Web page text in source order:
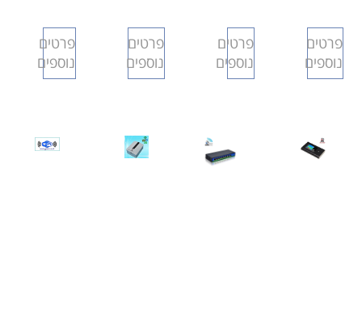
פרטים
נוספים
חדש
פרטים
נוספים
פרטים
נוספים
חדש
פרטים
נוספים